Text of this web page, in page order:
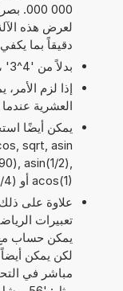
000
دقيقاً بما
بدلاً من '4^3' ، يمكن كتابة '4 exp 3' أو '4 pow 3'.
إذا لزم
العشرية
asin(1/2),
acos(1) أو atan(1/4)
علاوة على
تعبيرات
لكن يمكن
مباشر في